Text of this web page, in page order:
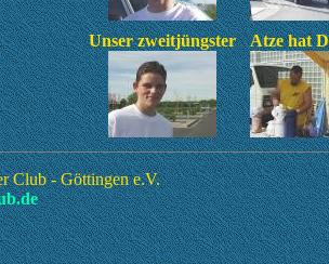
Unser zweitjüngster Atze hat
Club - Göttingen e.V.